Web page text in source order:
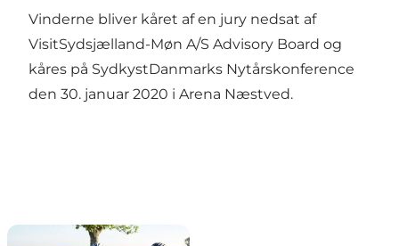
Vinderne bliver kåret af en jury nedsat af
VisitSydsjælland-Møn A/S Advisory Board og
kåres på SydkystDanmarks Nytårskonference
den 30. januar 2020 i Arena Næstved.